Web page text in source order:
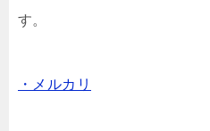
す。
・メルカリ